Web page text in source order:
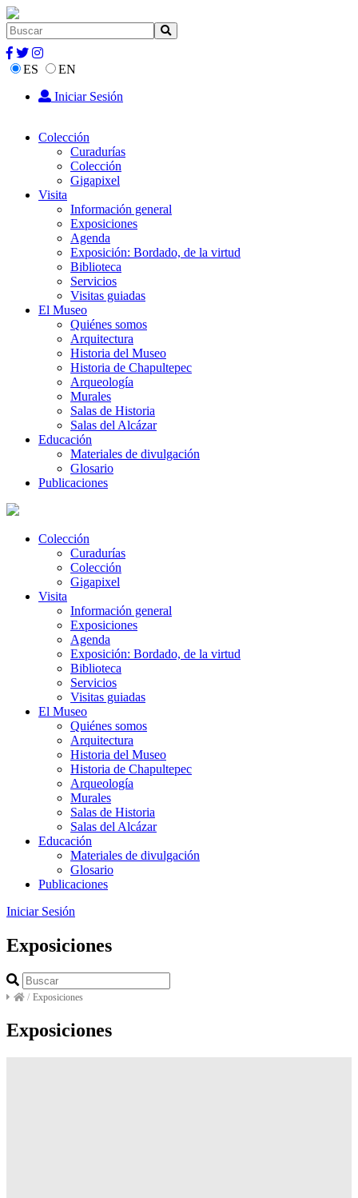
ES
EN
Iniciar Sesión
Colección
Curadurías
Colección
Gigapixel
Visita
Información general
Exposiciones
Agenda
Exposición: Bordado, de la virtud
Biblioteca
Servicios
Visitas guiadas
El Museo
Quiénes somos
Arquitectura
Historia del Museo
Historia de Chapultepec
Arqueología
Murales
Salas de Historia
Salas del Alcázar
Educación
Materiales de divulgación
Glosario
Publicaciones
Colección
Curadurías
Colección
Gigapixel
Visita
Información general
Exposiciones
Agenda
Exposición: Bordado, de la virtud
Biblioteca
Servicios
Visitas guiadas
El Museo
Quiénes somos
Arquitectura
Historia del Museo
Historia de Chapultepec
Arqueología
Murales
Salas de Historia
Salas del Alcázar
Educación
Materiales de divulgación
Glosario
Publicaciones
Iniciar Sesión
Exposiciones
/ Exposiciones
Exposiciones